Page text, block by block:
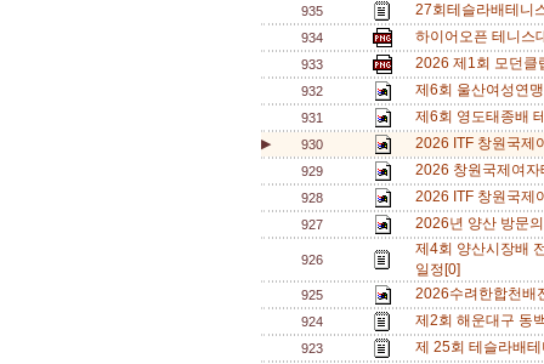
935 27회테슬라배테니
934 하이어오픈 테니스
933 2026 제1회 모던
932 제6회 울산여성연
931 제6회 영도태종배
▶ 930 2026 ITF 창원국제
929 2026 창원국제여
928 2026 ITF 창원국제
927 2026년 양산 방문
926
제4회 양산시장배
일정[0]
925 2026수려한합천배
924 제2회 해운대구 동
923 제 25회 테슬라배